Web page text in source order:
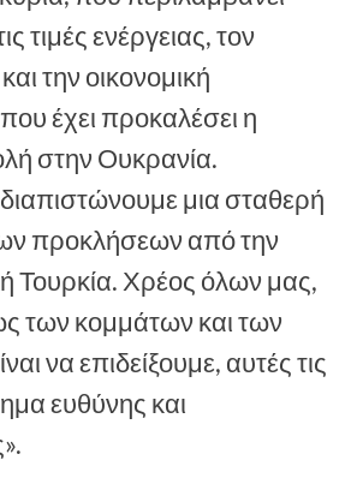
τιμές ενέργειας, τον
την οικονομική
έχει προκαλέσει η
στην Ουκρανία.
μια σταθερή
προκλήσεων από την
Τουρκία. Χρέος όλων μας,
των κομμάτων και των
να επιδείξουμε, αυτές τις
ευθύνης και